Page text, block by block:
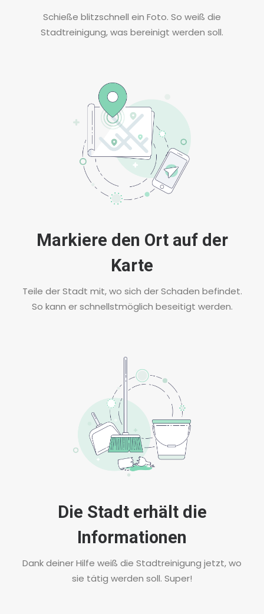
Schieße blitzschnell ein Foto. So weiß die
Stadtreinigung, was bereinigt werden soll.
Markiere den Ort auf der
Karte
Teile der Stadt mit, wo sich der Schaden befindet.
So kann er schnellstmöglich beseitigt werden.
Die Stadt erhält die
Informationen
Dank deiner Hilfe weiß die Stadtreinigung jetzt, wo
sie tätig werden soll. Super!